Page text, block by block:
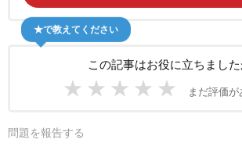
この記事はお役に立ちました
★ ★ ★ ★ ★ まだ評価
★で教えてください
問題を報告する